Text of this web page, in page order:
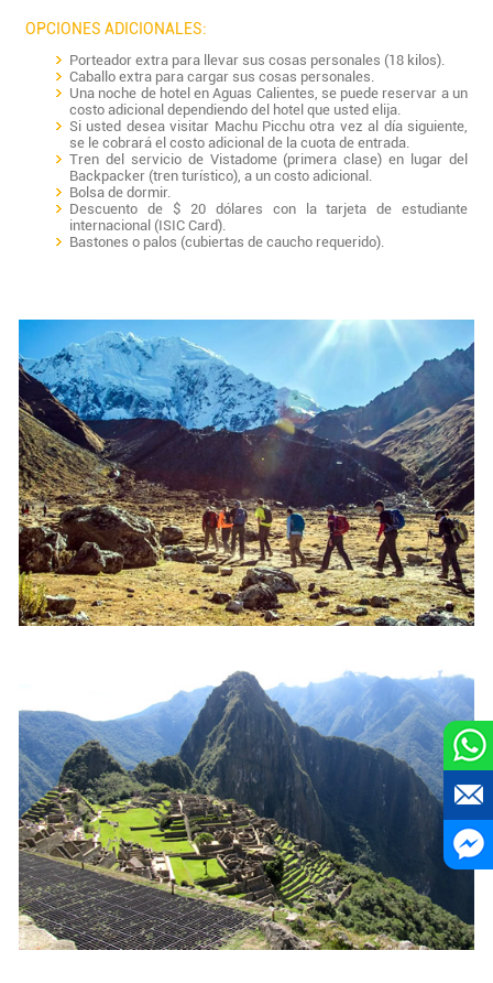
OPCIONES ADICIONALES:
Porteador extra para llevar sus cosas personales (18 kilos).
Caballo extra para cargar sus cosas personales.
Una noche de hotel en Aguas Calientes, se puede reservar a un
costo adicional dependiendo del hotel que usted elija.
Si usted desea visitar Machu Picchu otra vez al día siguiente,
se le cobrará el costo adicional de la cuota de entrada.
Tren del servicio de Vistadome (primera clase) en lugar del
Backpacker (tren turístico), a un costo adicional.
Bolsa de dormir.
Descuento de $ 20 dólares con la tarjeta de estudiante
internacional (ISIC Card).
Bastones o palos (cubiertas de caucho requerido).